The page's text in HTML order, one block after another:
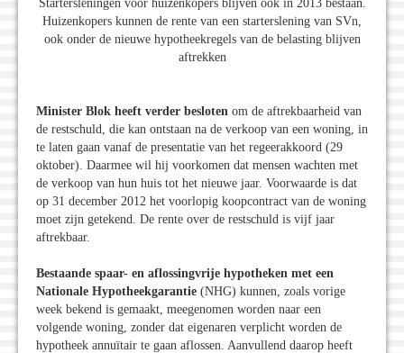
Startersleningen voor huizenkopers blijven ook in 2013 bestaan.
Huizenkopers kunnen de rente van een starterslening van SVn,
ook onder de nieuwe hypotheekregels van de belasting blijven
aftrekken
Minister Blok heeft verder besloten om de aftrekbaarheid van
de restschuld, die kan ontstaan na de verkoop van een woning, in
te laten gaan vanaf de presentatie van het regeerakkoord (29
oktober). Daarmee wil hij voorkomen dat mensen wachten met
de verkoop van hun huis tot het nieuwe jaar. Voorwaarde is dat
op 31 december 2012 het voorlopig koopcontract van de woning
moet zijn getekend. De rente over de restschuld is vijf jaar
aftrekbaar.
Bestaande spaar- en aflossingvrije hypotheken met een
Nationale Hypotheekgarantie (NHG) kunnen, zoals vorige
week bekend is gemaakt, meegenomen worden naar een
volgende woning, zonder dat eigenaren verplicht worden de
hypotheek annuïtair te gaan aflossen. Aanvullend daarop heeft